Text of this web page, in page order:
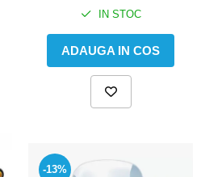
IN STOC
ADAUGA IN COS
-13%